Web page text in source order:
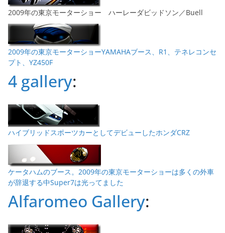
2009年の東京モーターショー ハーレーダビッドソン／Buell
2009年の東京モーターショーYAMAHAブース、R1、テネレコンセ
プト、YZ450F
4 gallery:
ハイブリッドスポーツカーとしてデビューしたホンダCRZ
ケータハムのブース。2009年の東京モーターショーは多くの外車
が辞退する中Super7は光ってました
Alfaromeo Gallery: